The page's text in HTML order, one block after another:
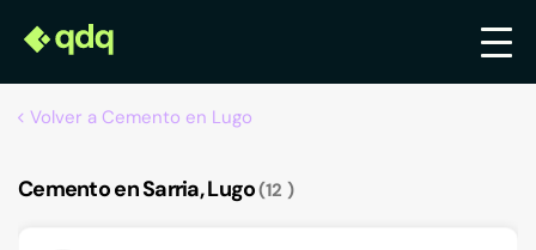
Volver a Cemento en Lugo
Cemento en Sarria, Lugo 12